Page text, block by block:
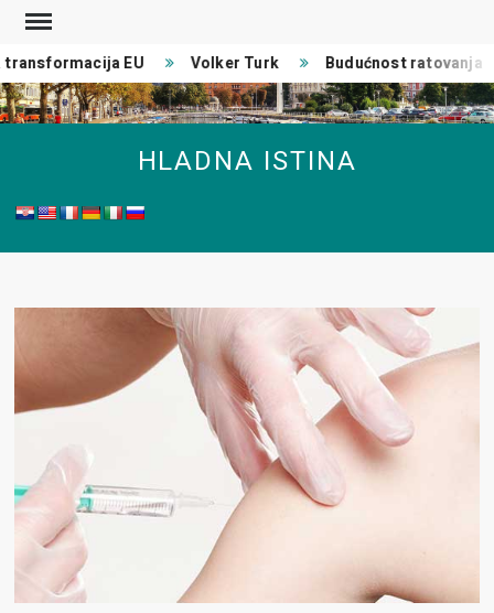
Skip
content
EU Volker Turk Budućnost ratovanja
HLADNA ISTINA